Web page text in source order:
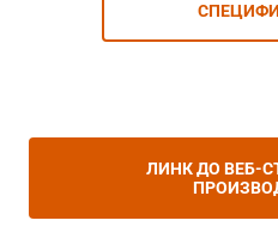
ЛИНК ДО ВЕБ-